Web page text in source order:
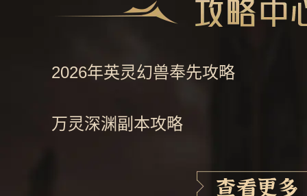
2026年英灵幻兽奉先攻略
万灵深渊副本攻略
2026年夏日嘉年华攻略查看更多